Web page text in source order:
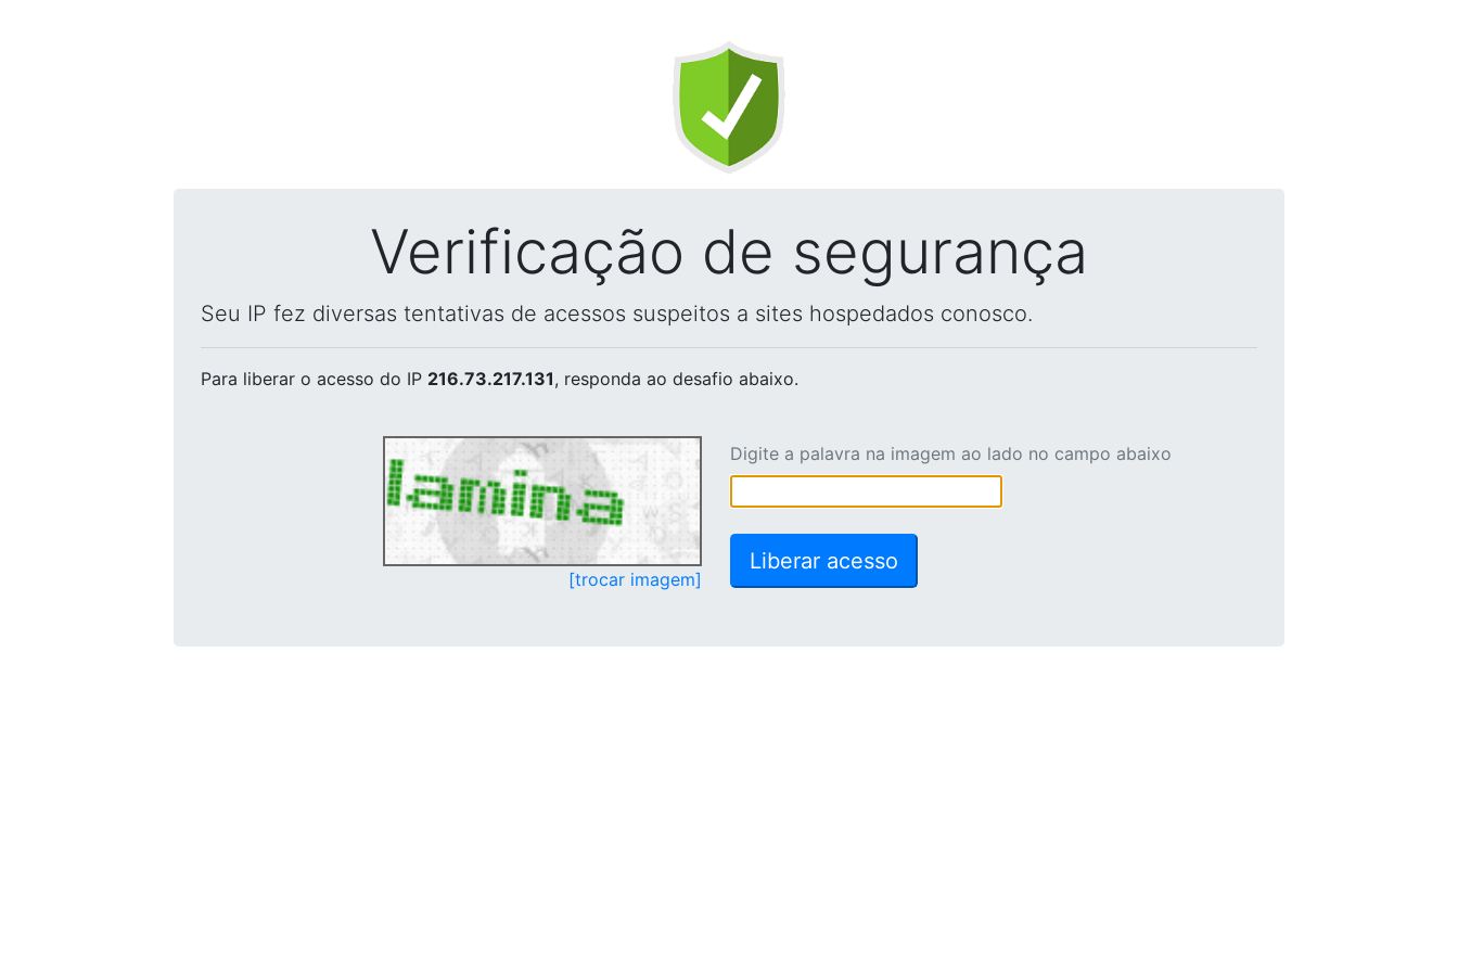
Verificação de segurança
Seu IP fez diversas tentativas de acessos suspeitos a sites hospedados conosco.
Para liberar o acesso do IP 216.73.217.131, responda ao desafio abaixo.
[trocar imagem]
Digite a palavra na imagem ao lado no campo abaixo